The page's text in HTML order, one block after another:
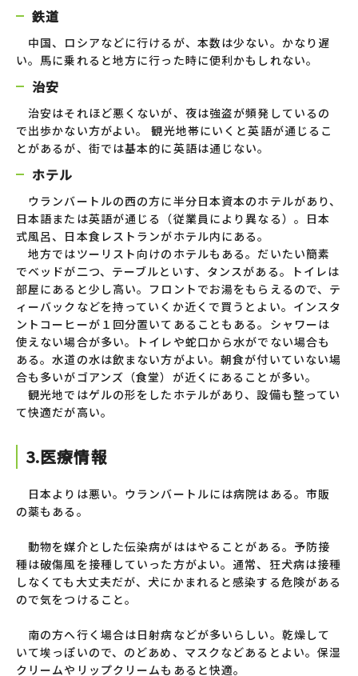
鉄道
中国、ロシアなどに行けるが、本数は少ない。かなり遅
い。馬に乗れると地方に行った時に便利かもしれない。
治安
治安はそれほど悪くないが、夜は強盗が頻発しているの
で出歩かない方がよい。 観光地帯にいくと英語が通じるこ
とがあるが、街では基本的に英語は通じない。
ホテル
ウランバートルの西の方に半分日本資本のホテルがあり、
日本語または英語が通じる（従業員により異なる）。日本
式風呂、日本食レストランがホテル内にある。
地方ではツーリスト向けのホテルもある。だいたい簡素
でベッドが二つ、テーブルといす、タンスがある。トイレは
部屋にあると少し高い。フロントでお湯をもらえるので、テ
ィーバックなどを持っていくか近くで買うとよい。インスタ
ントコーヒーが１回分置いてあることもある。シャワーは
使えない場合が多い。トイレや蛇口から水がでない場合も
ある。水道の水は飲まない方がよい。朝食が付いていない場
合も多いがゴアンズ（食堂）が近くにあることが多い。
観光地ではゲルの形をしたホテルがあり、設備も整ってい
て快適だが高い。
3.医療情報
日本よりは悪い。ウランバートルには病院はある。市販
の薬もある。
動物を媒介とした伝染病がははやることがある。予防接
種は破傷風を接種していった方がよい。通常、狂犬病は接種
しなくても大丈夫だが、犬にかまれると感染する危険がある
ので気をつけること。
南の方へ行く場合は日射病などが多いらしい。乾燥して
いて埃っぽいので、のどあめ、マスクなどあるとよい。保湿
クリームやリップクリームもあると快適。